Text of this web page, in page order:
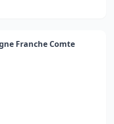
Franche Comte